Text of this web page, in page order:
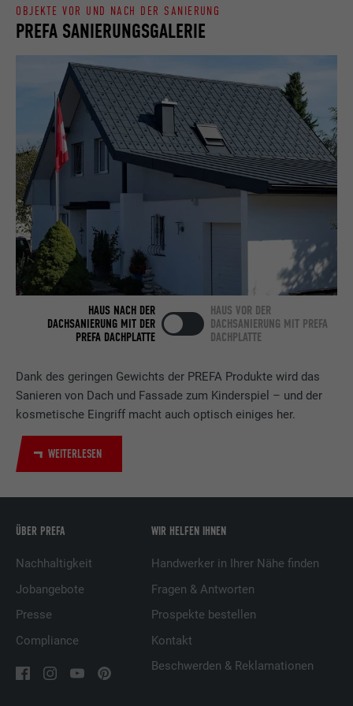
Dank des geringen Gewichts der PREFA Produkte wird das
Sanieren von Dach und Fassade zum Kinderspiel – und der
kosmetische Eingriff macht auch optisch einiges her.
WEITERLESEN
PREFA SANIERUNGSGALERIE
OBJEKTE VOR UND NACH DER SANIERUNG
HAUS NACH DER
DACHSANIERUNG MIT DER
PREFA DACHPLATTE
HAUS VOR DER
DACHSANIERUNG MIT PREFA
DACHPLATTE
ÜBER PREFA
Nachhaltigkeit
Jobangebote
Presse
Compliance
WIR HELFEN IHNEN
Handwerker in Ihrer Nähe finden
Fragen & Antworten
Prospekte bestellen
Kontakt
Beschwerden & Reklamationen
Name bcookie
Anbieter LinkedIn
Laufzeit 2 Jahre
Zweck
Verwendet vom Social-Networking-Dienst
LinkedIn für die Verfolgung der
Verwendung von eingebetteten
Dienstleistungen.
Name bscookie
Anbieter LinkedIn
Laufzeit 2 Jahre
LinkedIn für die Verfolgung der
Verwendung von eingebetteten
Dienstleistungen.
Anbieter LinkedIn
Laufzeit
Wird verwendet, um Besucher auf
mehreren Webseiten zu verfolgen, um
Präferenzen des Besuchers zu
präsentieren.